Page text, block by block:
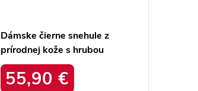
Dámske čierne snehule z
prírodnej kože s hrubou
podrážkou a zateplením, kód
produktu OO274A206
55,90 €